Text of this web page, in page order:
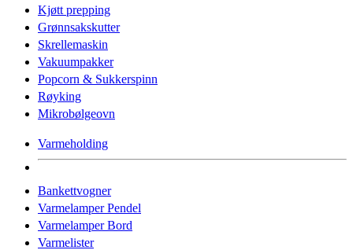
Kjøtt prepping
Grønnsakskutter
Skrellemaskin
Vakuumpakker
Popcorn & Sukkerspinn
Røyking
Mikrobølgeovn
Varmeholding
Bankettvogner
Varmelamper Pendel
Varmelamper Bord
Varmelister